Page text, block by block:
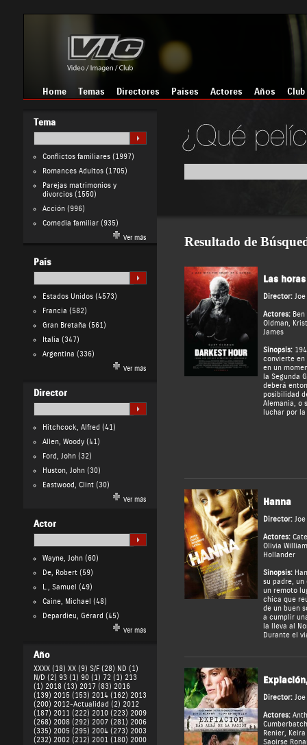
Home Temas Directores Países Actores Años Club
Tema
Conflictos familiares(1997)
Romances Adultos(1705)
Parejas matrimonios y
divorcios(1550)
Acción(996)
Comedia familiar(935)
Ver más
País
Estados Unidos(4573)
Francia (582)
Gran Bretaña (561)
Italia (347)
Argentina (336)
Ver más
Director
Hitchcock, Alfred (41)
Allen, Woody(41)
Ford, John(32)
Huston, John(30)
Eastwood, Clint(30)
Ver más
Actor
Wayne, John(60)
De, Robert(59)
L., Samuel (49)
Caine, Michael (48)
Depardieu, Gérard (45)
Ver más
Año
XXXX (18) XX (9) S/F (28) ND (1)
N/D (2) 93 (1) 90 (1) 72 (1) 213
(1) 2018 (13) 2017 (83) 2016
(139) 2015 (153) 2014 (162) 2013
(200) 2012-Actualidad (2) 2012
(187) 2011 (222) 2010 (223) 2009
(268) 2008 (292) 2007 (281) 2006
(335) 2005 (295) 2004 (273) 2003
(232) 2002 (212) 2001 (180) 2000
Resultado de
Las
Director:
Actores:
Oldman,
James
Sinopsis:
convierte
en un
la Segunda
deberá
posibilidad
Alemania, o
luchar por
Hanna
Director:
Actores:
Olivia
Hollander
Sinopsis:
su padre, un
un remoto
chica que
de un buen
a cumplir
la lleva al
Durante el
Director:
Actores:
Cumberbatch
Renier,
Saoirse